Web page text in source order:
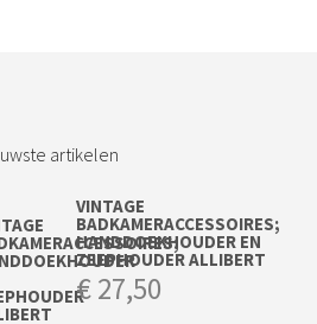
artikelen
VINTAGE
BADKAMERACCESSOIRES;
HANDDOEKHOUDER EN
ZEEPHOUDER ALLIBERT
€27,50